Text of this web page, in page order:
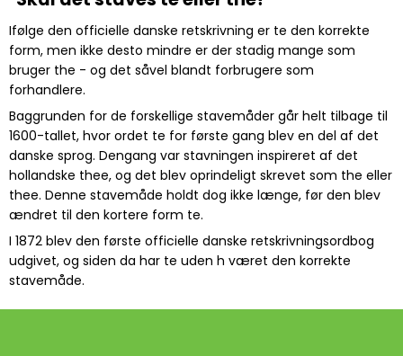
Ifølge den officielle danske retskrivning er te den korrekte
form, men ikke desto mindre er der stadig mange som
bruger the - og det såvel blandt forbrugere som
forhandlere.
Baggrunden for de forskellige stavemåder går helt tilbage til
1600-tallet, hvor ordet te for første gang blev en del af det
danske sprog. Dengang var stavningen inspireret af det
hollandske thee, og det blev oprindeligt skrevet som the eller
thee. Denne stavemåde holdt dog ikke længe, før den blev
ændret til den kortere form te.
I 1872 blev den første officielle danske retskrivningsordbog
udgivet, og siden da har te uden h været den korrekte
stavemåde.